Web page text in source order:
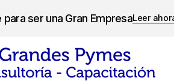
ser una Gran EmpresaLeer